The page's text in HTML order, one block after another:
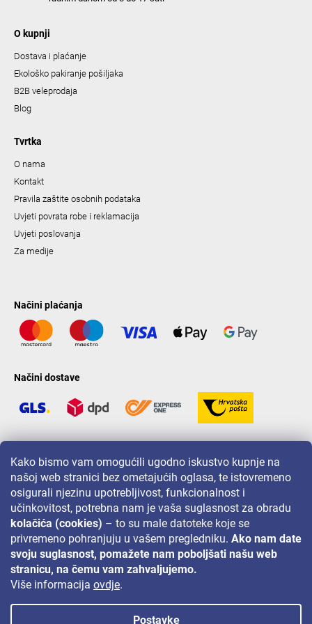
Kako bismo vam omogućili ugodno iskustvo kupnje na
našoj web stranici bez ometajućih oglasa, te istovremeno
osigurali njezinu upotrebljivost, funkcionalnost i
učinkovitost, potrebna nam je vaša suglasnost za obradu
kolačića (cookies) – to su male datoteke koje se
privremeno pohranjuju u vašem pregledniku. Ako nam date
svoju suglasnost, pomažete nam poboljšati našu web
stranicu, na čemu vam zahvaljujemo.
Više informacija ovdje.
Postavke
O kupnji
Dostava i plaćanje
Ekološko pakiranje pošiljaka
B2B veleprodaja
Blog
Tvrtka
O nama
Kontakt
Pravila zaštite osobnih podataka
Uvjeti povrata robe i reklamacija
Uvjeti poslovanja
Za medije
Načini plaćanja
Načini dostave
Za akcije, nagradne igre i popuste pratite nas na: